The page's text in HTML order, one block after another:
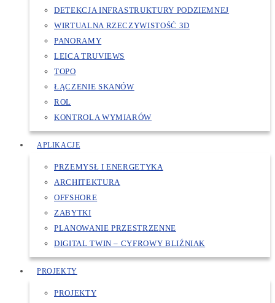
DETEKCJA INFRASTRUKTURY PODZIEMNEJ
WIRTUALNA RZECZYWISTOŚĆ 3D
PANORAMY
LEICA TRUVIEWS
TOPO
ŁĄCZENIE SKANÓW
ROL
KONTROLA WYMIARÓW
APLIKACJE
PRZEMYSŁ I ENERGETYKA
ARCHITEKTURA
OFFSHORE
ZABYTKI
PLANOWANIE PRZESTRZENNE
DIGITAL TWIN – CYFROWY BLIŹNIAK
PROJEKTY
PROJEKTY